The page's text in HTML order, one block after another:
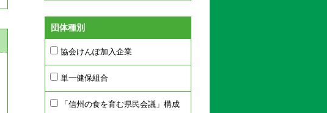
団体種別
協会けんぽ加入企業
単一健保組合
「信州の食を育む県民会議」構成